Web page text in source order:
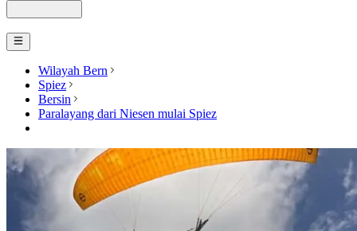
Wilayah Bern
Spiez
Bersin
Paralayang dari Niesen mulai Spiez